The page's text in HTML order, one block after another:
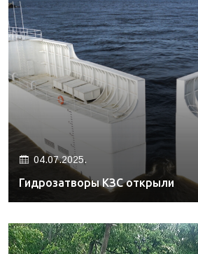
04.07.2025.
Гидрозатворы КЗС открыли